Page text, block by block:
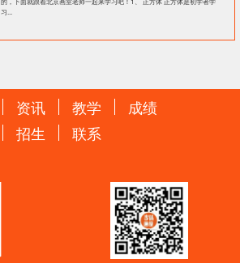
习...
资讯 教学
成绩
招生
联系